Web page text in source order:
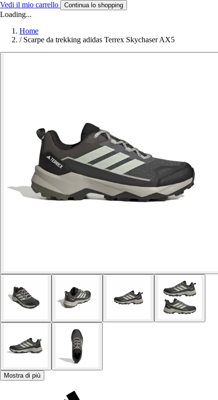
Vedi il mio carrello Continua lo shopping
Loading...
Home
/ Scarpe da trekking adidas Terrex Skychaser AX5
Mostra di più